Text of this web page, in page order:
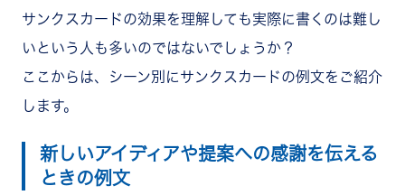
サンクスカードの効果を理解しても実際に書くのは難し
いという人も多いのではないでしょうか？
ここからは、シーン別にサンクスカードの例文をご紹介
します。
新しいアイディアや提案への感謝を伝える
ときの例文